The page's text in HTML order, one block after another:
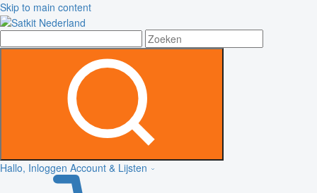
Skip to main content
Hallo, Inloggen Account & Lijsten